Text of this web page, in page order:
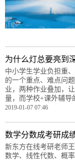
为什么灯总要亮到
中小学生学业负担重
的一个重点、难点问
业，两种作业叠加，
量，而学校+课外辅导
2019-01-07 07:46
数学分数成考研成
新东方在线考研老师
数学、线性代数、概